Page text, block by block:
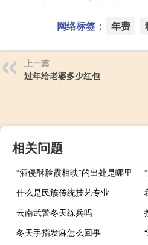
网络标签： 年费
上一篇
过年给老婆多少红包
相关问题
“酒侵酥脸霞相映”的出处是哪里
什么是民族传统技艺专业
云南武警冬天练兵吗
冬天手指发麻怎么回事